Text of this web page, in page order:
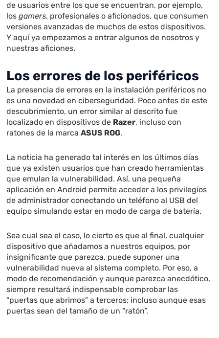
de usuarios entre los que se encuentran, por ejemplo,
losgamers, profesionales o aficionados, que consumen
versiones avanzadas de muchos de estos dispositivos.
Y aquí ya empezamos a entrar algunos de nosotros y
nuestras aficiones.
Los errores de los periféricos
La presencia de errores en la instalación periféricos no
es una novedad en ciberseguridad. Poco antes de este
descubrimiento, un error similar al descrito fue
localizado en dispositivos de Razer, incluso con
ratones de la marcaASUS ROG.
La noticia ha generado tal interés en los últimos días
que ya existen usuarios que han creado herramientas
que emulan la vulnerabilidad. Así, una pequeña
aplicación en Android permite acceder a los privilegios
de administrador conectando un teléfono al USB del
equipo simulando estar en modo de carga de batería.
Sea cual sea el caso, lo cierto es que al final, cualquier
dispositivo que añadamos a nuestros equipos, por
insignificante que parezca, puede suponer una
vulnerabilidad nueva al sistema completo. Por eso, a
modo de recomendación y aunque parezca anecdótico,
siempre resultará indispensable comprobar las
“puertas que abrimos” a terceros; incluso aunque esas
puertas sean del tamaño de un “ratón”.